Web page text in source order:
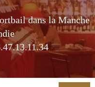
dans la Manche